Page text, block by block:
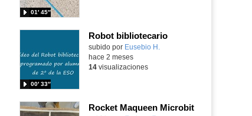
01′ 45″
Robot bibliotecario
Contenido educativo.
subido por Eusebio H.
00′ 33″
hace 2 meses
14visualizaciones
Rocket Maqueen Microbit